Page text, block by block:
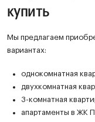
купить
Мы предлагаем
вариантах:
однокомнатная
двухкомнатная
3-комнатная
апартаменты в ЖК